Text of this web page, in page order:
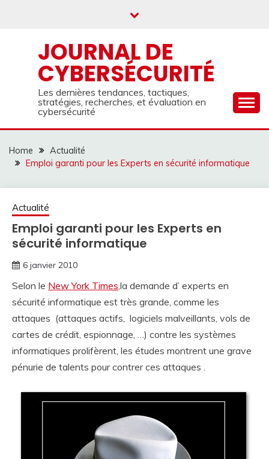
JOURNAL DE
CYBERSÉCURITÉ
Les dernières tendances, tactiques,
stratégies, recherches, et évaluation en
cybersécurité
Home
Actualité
Emploi garanti pour les Experts en sécurité informatique
Actualité
Emploi garanti pour les Experts en
sécurité informatique
6 janvier 2010
Selon le New York Times,la demande d’ experts en
sécurité informatique est très grande, comme les
attaques (attaques actifs, logiciels malveillants, vols de
cartes de crédit, espionnage, …) contre les systèmes
informatiques prolifèrent, les études montrent une grave
pénurie de talents pour contrer ces attaques .